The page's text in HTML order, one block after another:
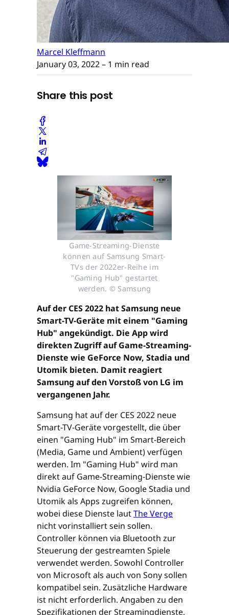
Marcel Kleffmann
January 03, 2022– 1 min read
Share this post
Game-Streaming-Dienste
können auf Samsung Smart-
TVs der 2022er-Reihe im
"Gaming Hub" gestartet
werden. © Samsung
Auf der CES 2022 hat Samsung neue
Smart-TV-Geräte mit einem "Gaming
Hub" angekündigt. Die App wird
direkten Zugriff auf Game-Streaming-
Dienste wie GeForce Now, Stadia und
Utomik bieten. Damit reagiert
Samsung auf den Vorstoß von LG im
vergangenen Jahr.
Samsung hat auf der CES 2022 neue
Smart-TV-Geräte vorgestellt, die über
einen "Gaming Hub" im Smart-Bereich
(Media, Game und Ambient) verfügen
werden. Im "Gaming Hub" wird man
direkt auf Game-Streaming-Dienste wie
Nvidia GeForce Now, Google Stadia und
Utomik als Apps zugreifen können,
wobei diese Dienste lautThe Verge
nicht vorinstalliert sein sollen.
Controller können via Bluetooth zur
Steuerung der gestreamten Spiele
verwendet werden. Sowohl Controller
von Microsoft als auch von Sony sollen
kompatibel sein. Zusätzliche Hardware
ist nicht erforderlich. Angaben zu den
Spezifikationen der Streamingdienste,